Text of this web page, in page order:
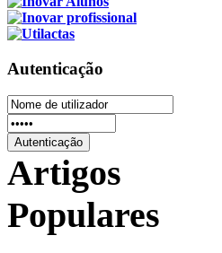
Autenticação
Artigos
Populares